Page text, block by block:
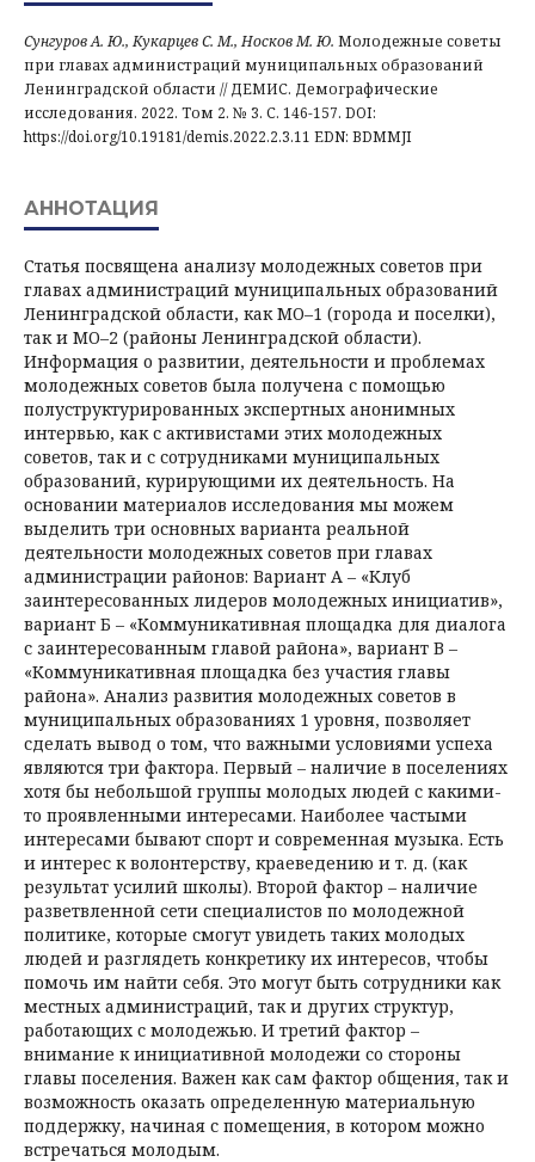
Сунгуров А. Ю., Кукарцев С. М., Носков М. Ю. Молодежные советы
при главах администраций муниципальных образований
Ленинградской области // ДЕМИС. Демографические
исследования. 2022. Том 2. № 3. С. 146-157. DOI:
https://doi.org/10.19181/demis.2022.2.3.11 EDN: BDMMJI
АННОТАЦИЯ
Статья посвящена анализу молодежных советов при
главах администраций муниципальных образований
Ленинградской области, как МО–1 (города и поселки),
так и МО–2 (районы Ленинградской области).
Информация о развитии, деятельности и проблемах
молодежных советов была получена с помощью
полуструктурированных экспертных анонимных
интервью, как с активистами этих молодежных
советов, так и с сотрудниками муниципальных
образований, курирующими их деятельность. На
основании материалов исследования мы можем
выделить три основных варианта реальной
деятельности молодежных советов при главах
администрации районов: Вариант А – «Клуб
заинтересованных лидеров молодежных инициатив»,
вариант Б – «Коммуникативная площадка для диалога
с заинтересованным главой района», вариант В –
«Коммуникативная площадка без участия главы
района». Анализ развития молодежных советов в
муниципальных образованиях 1 уровня, позволяет
сделать вывод о том, что важными условиями успеха
являются три фактора. Первый – наличие в поселениях
хотя бы небольшой группы молодых людей с какими-
то проявленными интересами. Наиболее частыми
интересами бывают спорт и современная музыка. Есть
и интерес к волонтерству, краеведению и т. д. (как
результат усилий школы). Второй фактор – наличие
разветвленной сети специалистов по молодежной
политике, которые смогут увидеть таких молодых
людей и разглядеть конкретику их интересов, чтобы
помочь им найти себя. Это могут быть сотрудники как
местных администраций, так и других структур,
работающих с молодежью. И третий фактор –
внимание к инициативной молодежи со стороны
главы поселения. Важен как сам фактор общения, так и
возможность оказать определенную материальную
поддержку, начиная с помещения, в котором можно
встречаться молодым.